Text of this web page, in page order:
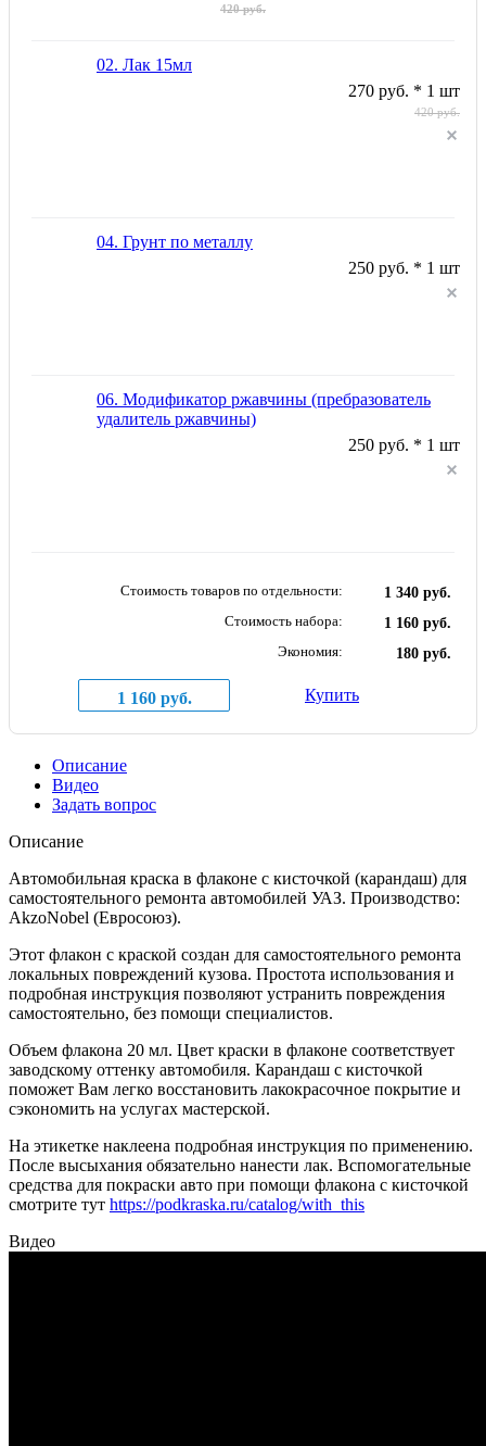
420 руб.
02. Лак 15мл
270 руб. * 1 шт
420 руб.
04. Грунт по металлу
250 руб. * 1 шт
06. Модификатор ржавчины (пребразователь
удалитель ржавчины)
250 руб. * 1 шт
Стоимость товаров по отдельности:
1 340 руб.
Стоимость набора:
1 160 руб.
Экономия:
180 руб.
1 160 руб. Купить
Описание
Видео
Задать вопрос
Описание
Автомобильная краска в флаконе с кисточкой (карандаш) для
самостоятельного ремонта автомобилей УАЗ. Производство:
AkzoNobel (Евросоюз).
Этот флакон с краской создан для самостоятельного ремонта
локальных повреждений кузова. Простота использования и
подробная инструкция позволяют устранить повреждения
самостоятельно, без помощи специалистов.
Объем флакона 20 мл. Цвет краски в флаконе соответствует
заводскому оттенку автомобиля. Карандаш с кисточкой
поможет Вам легко восстановить лакокрасочное покрытие и
сэкономить на услугах мастерской.
На этикетке наклеена подробная инструкция по применению.
После высыхания обязательно нанести лак. Вспомогательные
средства для покраски авто при помощи флакона с кисточкой
смотрите тут https://podkraska.ru/catalog/with_this
Видео